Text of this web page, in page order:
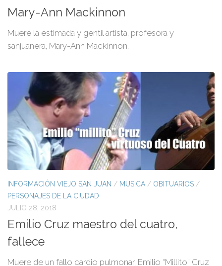
Mary-Ann Mackinnon
Muere la estimada y gentil artista, profesora y
sanjuanera, Mary-Ann Mackinnon.
INFORMACIÓN VIEJO SAN JUAN / MUSICA / OBITUARIOS /
PERSONAJES DE LA CIUDAD
JULIO 28, 2018
Emilio Cruz maestro del cuatro,
fallece
Muere de un fallo cardio pulmonar, Emilio “Millito” Cruz